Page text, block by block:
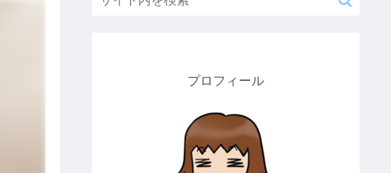
プロフィール